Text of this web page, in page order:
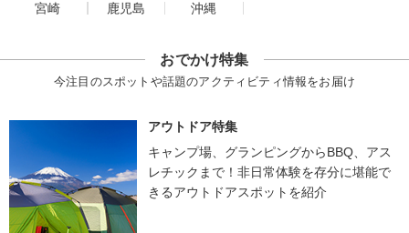
宮崎
鹿児島 沖縄
おでかけ特集
今注目のスポットや話題のアクティビティ情報をお届け
アウトドア特集
キャンプ場、グランピングからBBQ、アス
レチックまで！非日常体験を存分に堪能で
きるアウトドアスポットを紹介